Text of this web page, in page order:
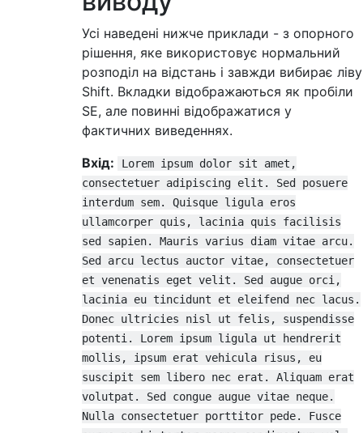
Усі наведені нижче приклади - з опорного
рішення, яке використовує нормальний
розподіл на відстань і завжди вибирає ліву
Shift. Вкладки відображаються як пробіли
SE, але повинні відображатися у
фактичних виведеннях.
Вхід:
Lorem ipsum dolor sit amet,
consectetuer adipiscing elit. Sed posuere
interdum sem. Quisque ligula eros
ullamcorper quis, lacinia quis facilisis
sed sapien. Mauris varius diam vitae arcu.
Sed arcu lectus auctor vitae, consectetuer
et venenatis eget velit. Sed augue orci,
lacinia eu tincidunt et eleifend nec lacus.
Donec ultricies nisl ut felis, suspendisse
potenti. Lorem ipsum ligula ut hendrerit
mollis, ipsum erat vehicula risus, eu
suscipit sem libero nec erat. Aliquam erat
volutpat. Sed congue augue vitae neque.
Nulla consectetuer porttitor pede. Fusce